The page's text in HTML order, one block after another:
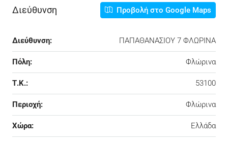
Διεύθυνση Προβολή στο Google Maps
Διεύθυνση: ΠΑΠΑΘΑΝΑΣΙΟΥ 7 ΦΛΩΡΙΝΑ
Πόλη: Φλώρινα
Τ.Κ.: 53100
Περιοχή: Φλώρινα
Χώρα: Ελλάδα